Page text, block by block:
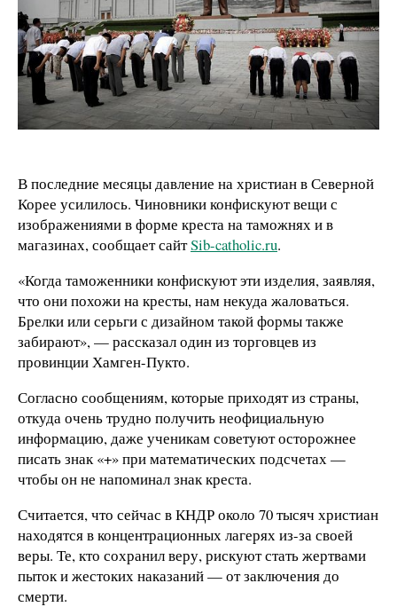
В последние месяцы давление на христиан в Северной
Корее усилилось. Чиновники конфискуют вещи с
изображениями в форме креста на таможнях и в
магазинах, сообщает сайтSib-catholic.ru.
«Когда таможенники конфискуют эти изделия, заявляя,
что они похожи на кресты, нам некуда жаловаться.
Брелки или серьги с дизайном такой формы также
забирают», — рассказал один из торговцев из
провинции Хамген-Пукто.
Согласно сообщениям, которые приходят из страны,
откуда очень трудно получить неофициальную
информацию, даже ученикам советуют осторожнее
писать знак «+» при математических подсчетах —
чтобы он не напоминал знак креста.
Считается, что сейчас в КНДР около 70 тысяч христиан
находятся в концентрационных лагерях из-за своей
веры. Те, кто сохранил веру, рискуют стать жертвами
пыток и жестоких наказаний — от заключения до
смерти.